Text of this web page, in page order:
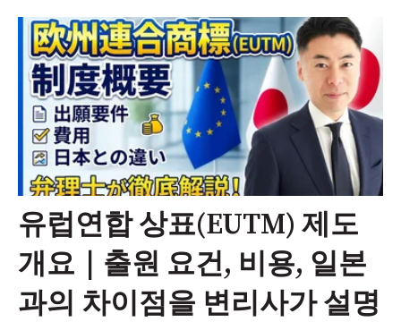
유럽연합 상표(EUTM) 제도
개요｜출원 요건, 비용, 일본
과의 차이점을 변리사가 설명